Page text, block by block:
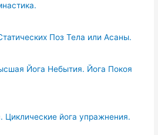
Поз Тела или Асаны.
Йога Небытия. Йога Покоя
Циклические йога упражнения.